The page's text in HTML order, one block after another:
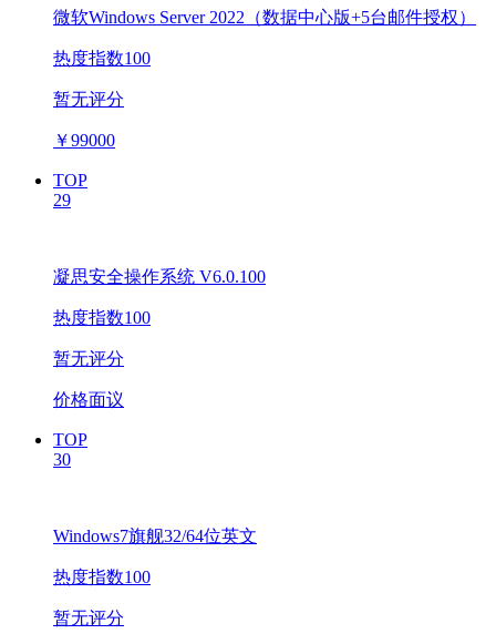
微软Windows Server 2022（数据中心版+5台邮件授权）
热度指数100
暂无评分
￥99000
TOP
29
凝思安全操作系统 V6.0.100
热度指数100
暂无评分
价格面议
TOP
30
Windows7旗舰32/64位英文
热度指数100
暂无评分